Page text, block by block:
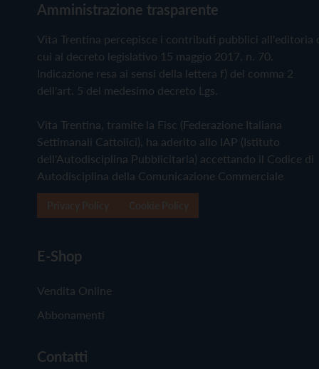
Amministrazione trasparente
Vita Trentina percepisce i contributi pubblici all'editoria
cui al decreto legislativo 15 maggio 2017, n. 70.
Indicazione resa ai sensi della lettera f) del comma 2
dell'art. 5 del medesimo decreto Lgs.
Vita Trentina, tramite la Fisc (Federazione Italiana
Settimanali Cattolici), ha aderito allo IAP (Istituto
dell'Autodisciplina Pubblicitaria) accettando il Codice di
Autodisciplina della Comunicazione Commerciale
E-Shop
Vendita Online
Abbonamenti
Contatti